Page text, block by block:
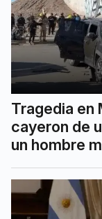
Tragedia en
cayeron de
un hombre